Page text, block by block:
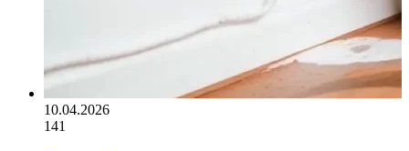
10.04.2026
141